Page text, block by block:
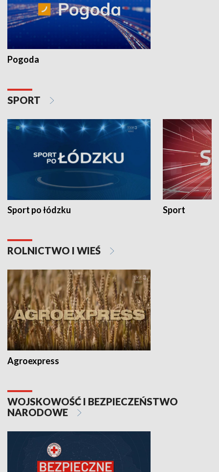
Pogoda
SPORT
Sport po łódzku Sport
ROLNICTWO I WIEŚ
Agroexpress
WOJSKOWOŚĆ I BEZPIECZEŃSTWO
NARODOWE